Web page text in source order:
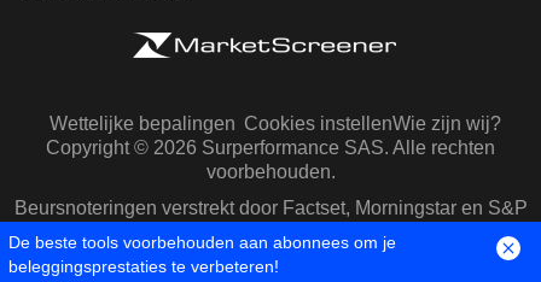
Wettelijke bepalingen Cookies instellenWie zijn wij?
Copyright © 2026 Surperformance SAS. Alle rechten
voorbehouden.
Beursnoteringen verstrekt door Factset, Morningstar en S&P
Capital IQ
De beste tools voorbehouden aan abonnees om je
beleggingsprestaties te verbeteren!